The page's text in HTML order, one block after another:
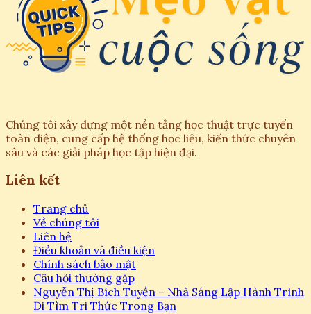
Chúng tôi xây dựng một nền tảng học thuật trực tuyến
toàn diện, cung cấp hệ thống học liệu, kiến thức chuyên
sâu và các giải pháp học tập hiện đại.
Liên kết
Trang chủ
Về chúng tôi
Liên hệ
Điều khoản và điều kiện
Chính sách bảo mật
Câu hỏi thường gặp
Nguyễn Thị Bích Tuyền – Nhà Sáng Lập Hành Trình
Đi Tìm Tri Thức Trong Bạn